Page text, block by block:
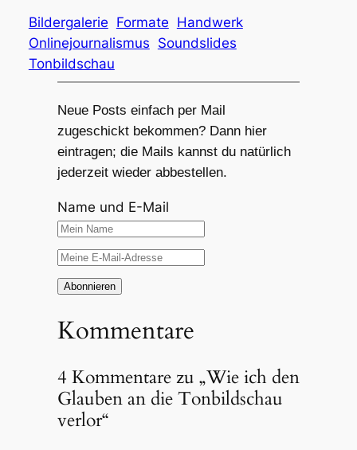
Bildergalerie Formate Handwerk
Onlinejournalismus Soundslides
Tonbildschau
Neue Posts einfach per Mail
zugeschickt bekommen? Dann hier
eintragen; die Mails kannst du natürlich
jederzeit wieder abbestellen.
Name und E-Mail
Kommentare
4 Kommentare zu „Wie ich den
Glauben an die Tonbildschau
verlor“